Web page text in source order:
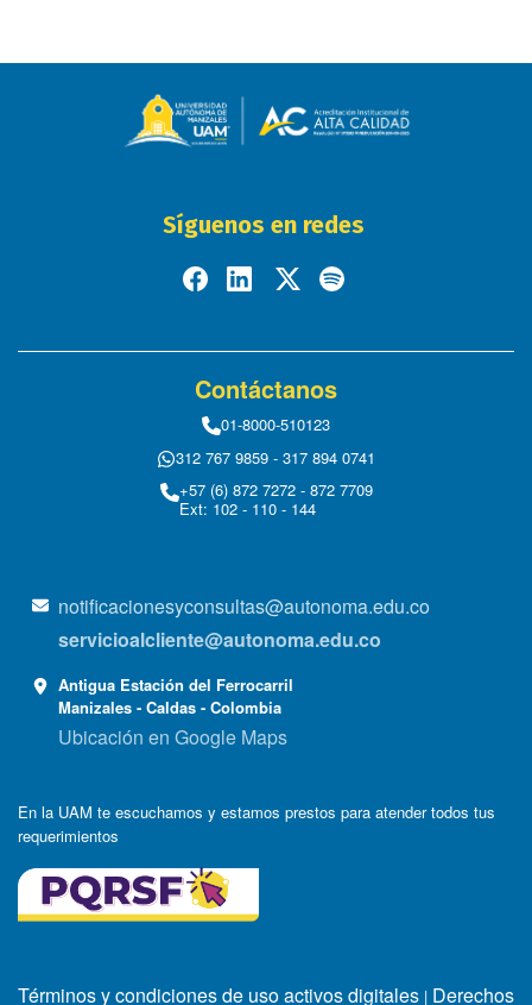
Síguenos en redes
Contáctanos
01-8000-510123
312 767 9859 - 317 894 0741
+57 (6) 872 7272 - 872 7709
Ext: 102 - 110 - 144
notificacionesyconsultas@autonoma.edu.co
servicioalcliente@autonoma.edu.co
Antigua Estación del Ferrocarril
Manizales - Caldas - Colombia
Ubicación en Google Maps
En la UAM te escuchamos y estamos prestos para atender todos tus
requerimientos
Términos y condiciones de uso activos digitales | Derechos